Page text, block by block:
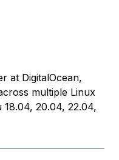
at DigitalOcean,
multiple Linux
20.04, 22.04,